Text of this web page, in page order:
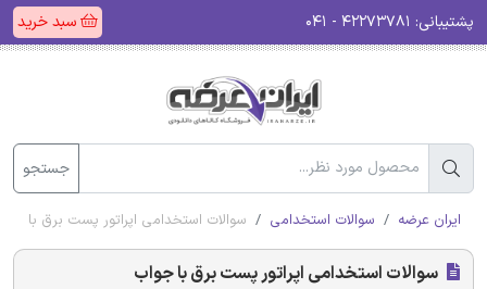
پشتیبانی: سبد خرید
جستجو
ایران عرضه سوالات استخدامی سوالات استخدامی اپراتور پست برق با
سوالات استخدامی اپراتور پست برق با جواب